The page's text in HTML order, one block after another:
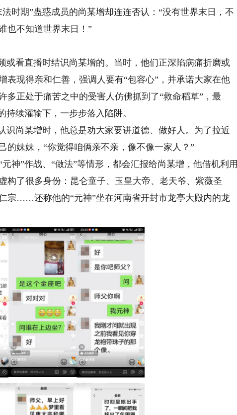
期”蛊惑成员的尚某增却连连否认：“没有世界末日，不
也不知道世界末日！”
看直播时结识尚某增的。当时，他们正深陷病痛折磨或
表现得亲和仁善，强调人要有“包容心”，并承诺大家在他
多正处于痛苦之中的受害人仿佛抓到了“救命稻草”，最
持续灌输下，一步步落入陷阱。
尚某增时，他总是劝大家要讲道德、做好人。为了拉近
的妹妹，“你觉得咱俩亲不亲，像不像一家人？”
”作战、“做法”等情形，都会汇报给尚某增，他借机利用
构了很多身份：昆仑童子、玉皇大帝、老天爷、紫薇圣
宗……还称他的“元神”坐在河南省开封市龙亭大殿内的龙